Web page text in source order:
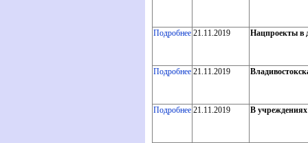
Подробнее 21.11.2019 Нацпроекты в
Подробнее 21.11.2019
Подробнее 21.11.2019 В